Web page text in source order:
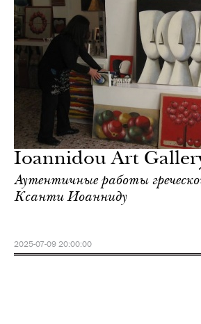
Ioannidou Art
Аутентичные работы
Ксанти Иоанниду
2025-07-09 20:00:00